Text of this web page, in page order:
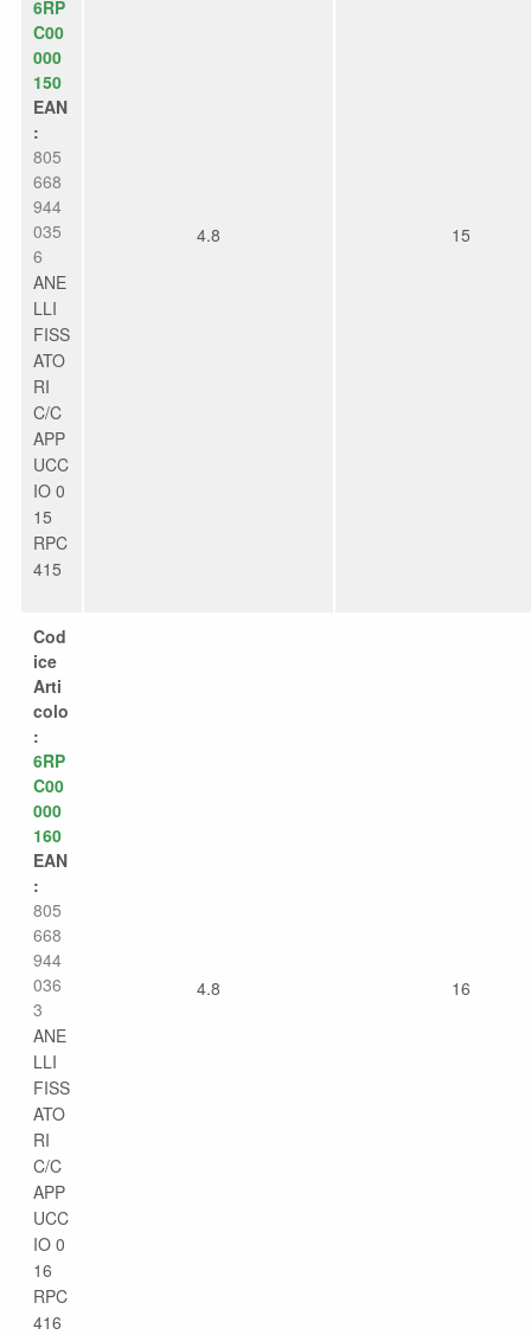
6RP
C00
000
150
EAN
:
805
668
944
035
6
ANE
LLI
FISS
ATO
RI
C/C
APP
UCC
IO 0
15
RPC
415
4.8 15
Cod
ice
Arti
colo
:
6RP
C00
000
160
EAN
:
805
668
944
036
3
ANE
LLI
FISS
ATO
RI
C/C
APP
UCC
IO 0
16
RPC
416
4.8 16